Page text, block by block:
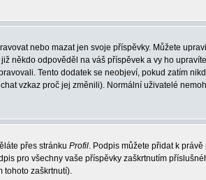
nebo mazat jen svoje příspěvky. Můžete
někdo odpověděl na váš příspěvek a vy ho
Tento dodatek se neobjeví, pokud zatím
vzkaz proč jej změnili). Normální uživatelé
přes stránku Profil. Podpis můžete přidat k
pro všechny vaše příspěvky zaškrtnutím
tohoto zaškrtnutí).